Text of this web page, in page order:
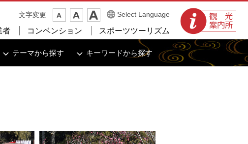
観光案内所
文字変更 Select Language
者 コンベンション スポーツツーリズム
テーマから探す キーワードから探す